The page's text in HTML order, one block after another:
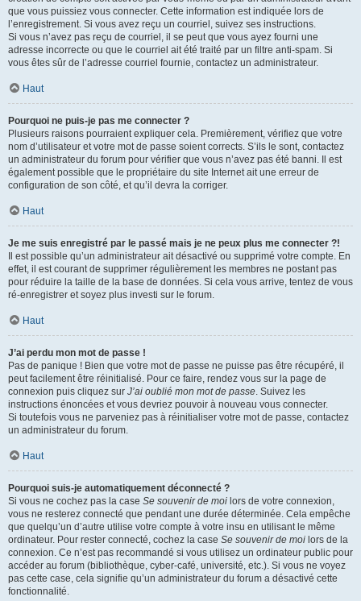
que vous puissiez vous connecter. Cette information est indiquée lors de
l’enregistrement. Si vous avez reçu un courriel, suivez ses instructions.
Si vous n’avez pas reçu de courriel, il se peut que vous ayez fourni une
adresse incorrecte ou que le courriel ait été traité par un filtre anti-spam. Si
vous êtes sûr de l’adresse courriel fournie, contactez un administrateur.
Haut
Pourquoi ne puis-je pas me connecter ?
Plusieurs raisons pourraient expliquer cela. Premièrement, vérifiez que votre
nom d’utilisateur et votre mot de passe soient corrects. S’ils le sont, contactez
un administrateur du forum pour vérifier que vous n’avez pas été banni. Il est
également possible que le propriétaire du site Internet ait une erreur de
configuration de son côté, et qu’il devra la corriger.
Haut
Je me suis enregistré par le passé mais je ne peux plus me connecter ?!
Il est possible qu’un administrateur ait désactivé ou supprimé votre compte. En
effet, il est courant de supprimer régulièrement les membres ne postant pas
pour réduire la taille de la base de données. Si cela vous arrive, tentez de vous
ré-enregistrer et soyez plus investi sur le forum.
Haut
J’ai perdu mon mot de passe !
Pas de panique ! Bien que votre mot de passe ne puisse pas être récupéré, il
peut facilement être réinitialisé. Pour ce faire, rendez vous sur la page de
connexion puis cliquez sur J’ai oublié mon mot de passe. Suivez les
instructions énoncées et vous devriez pouvoir à nouveau vous connecter.
Si toutefois vous ne parveniez pas à réinitialiser votre mot de passe, contactez
un administrateur du forum.
Haut
Pourquoi suis-je automatiquement déconnecté ?
Si vous ne cochez pas la case Se souvenir de moi lors de votre connexion,
vous ne resterez connecté que pendant une durée déterminée. Cela empêche
que quelqu’un d’autre utilise votre compte à votre insu en utilisant le même
ordinateur. Pour rester connecté, cochez la case Se souvenir de moi lors de la
connexion. Ce n’est pas recommandé si vous utilisez un ordinateur public pour
accéder au forum (bibliothèque, cyber-café, université, etc.). Si vous ne voyez
pas cette case, cela signifie qu’un administrateur du forum a désactivé cette
fonctionnalité.